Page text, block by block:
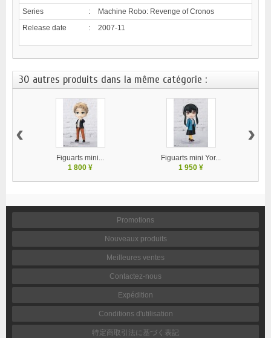
Series
:
Machine Robo: Revenge of Cronos
Release date
: 2007-11
30 autres produits dans la même catégorie :
Figuarts mini...
1 800 ¥
Figuarts mini Yor...
1 950 ¥
‹ ›
Promotions
Nouveaux produits
Meilleures ventes
Contactez-nous
Expédition
Conditions d'utilisation
特定商取引法に基づく表記